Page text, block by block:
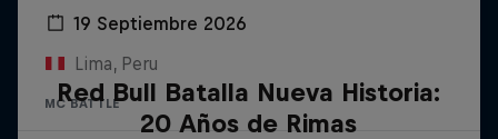
19 Septiembre 2026
Lima, Peru
MC BATTLE
Red Bull Batalla Nueva Historia:
20 Años de Rimas